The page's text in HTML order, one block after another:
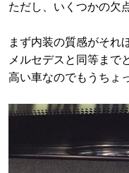
ただし、いくつかの欠
まず内装の質感がそれ
メルセデスと同等まで
高い車なのでもうちょ